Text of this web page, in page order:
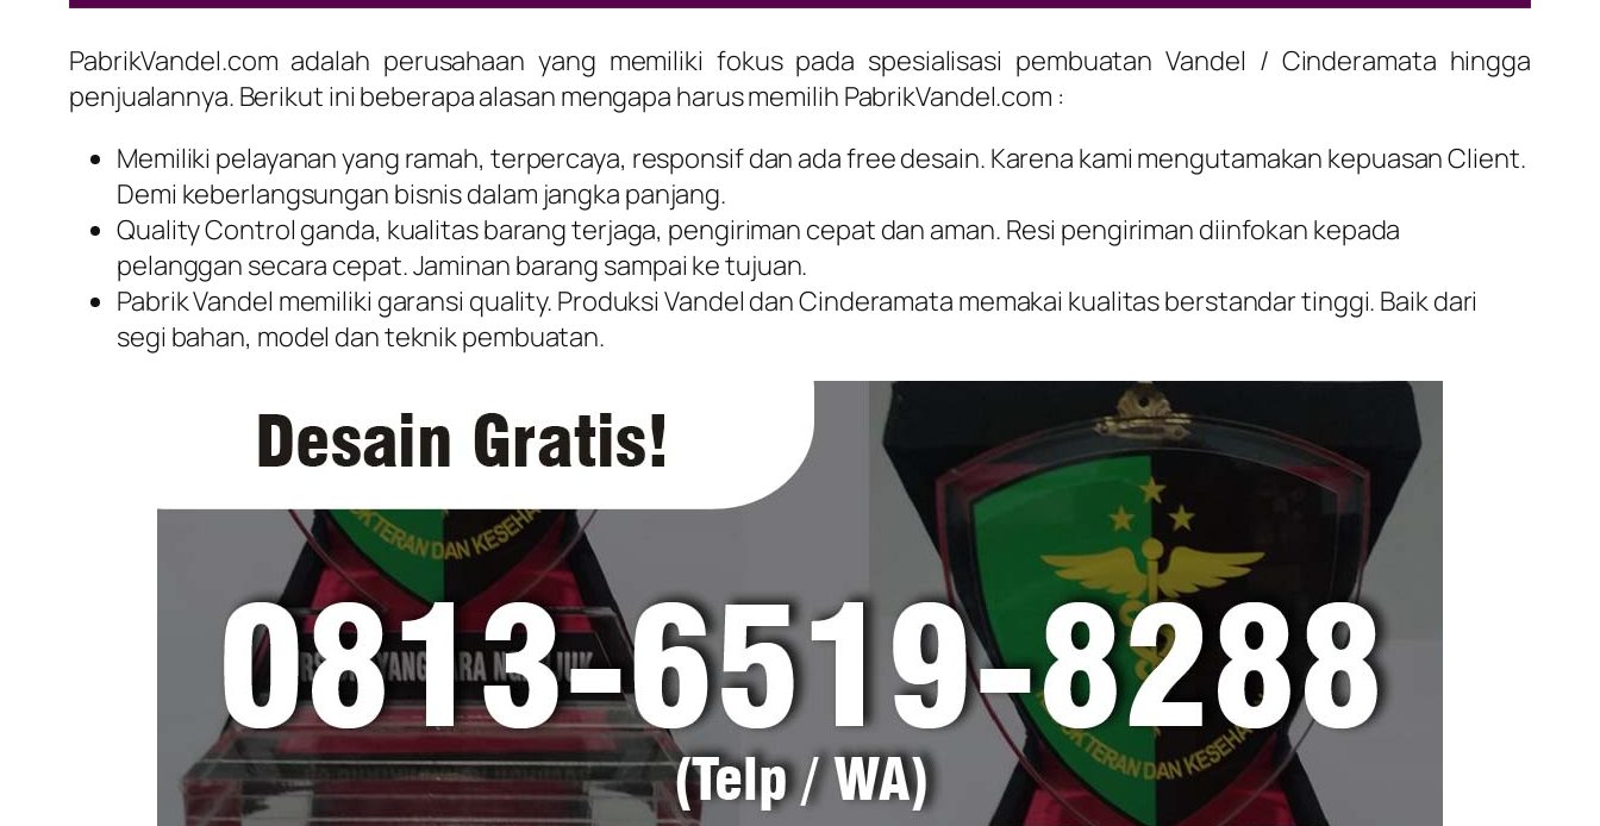
PabrikVandel.com adalah perusahaan yang memiliki fokus pada spesialisasi pembuatan Vandel / Cinderamata hingga
penjualannya. Berikut ini beberapa alasan mengapa harus memilih PabrikVandel.com :
Memiliki pelayanan yang ramah, terpercaya, responsif dan ada free desain. Karena kami mengutamakan kepuasan Client.
Demi keberlangsungan bisnis dalam jangka panjang.
Quality Control ganda, kualitas barang terjaga, pengiriman cepat dan aman. Resi pengiriman diinfokan kepada
pelanggan secara cepat. Jaminan barang sampai ke tujuan.
Pabrik Vandel memiliki garansi quality. Produksi Vandel dan Cinderamata memakai kualitas berstandar tinggi. Baik dari
segi bahan, model dan teknik pembuatan.